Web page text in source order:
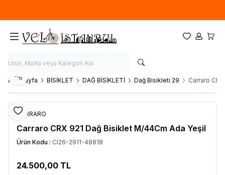
Favorilerim
Hesabım
Ana Sayfa BİSİKLET DAĞ BİSİKLETİ Dağ Bisikleti 29 Carraro
Favoriye Ekle
Paylaş
CARRARO
Carraro CRX 921 Dağ Bisiklet M/44Cm Ada Yeşil
Ürün Kodu : CI26-2911-48818
24.500,00 TL